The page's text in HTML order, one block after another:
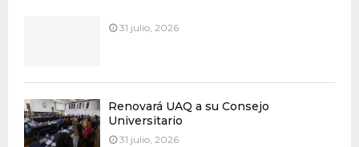
31 julio, 2026
Renovará UAQ a su Consejo
Universitario
31 julio, 2026